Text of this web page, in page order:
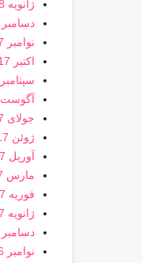
ژانویه 2018
دسامبر 2017
نوامبر 2017
اکتبر 2017
سپتامبر 2017
آگوست 2017
جولای 2017
ژوئن 2017
آوریل 2017
مارس 2017
فوریه 2017
ژانویه 2017
دسامبر 2016
نوامبر 2016